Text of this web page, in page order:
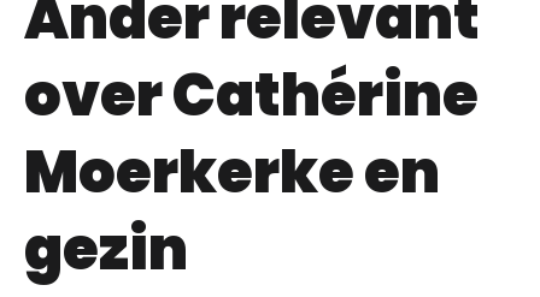
Ander relevant
over Cathérine
Moerkerke en
gezin